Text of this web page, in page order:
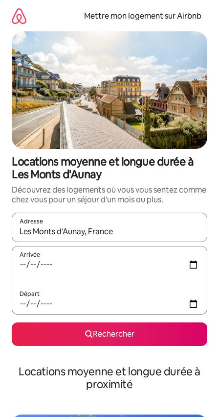
directement
contenu
Mettre mon logement sur Airbnb
Locations moyenne et longue durée à
Les Monts d'Aunay
Découvrez des logements où vous vous sentez comme
chez vous pour un séjour d'un mois ou plus.
Adresse
Lorsque les résultats s'affichent, utilisez les flèches vers le
Arrivée
Départ
Rechercher
Locations moyenne et longue durée à
proximité